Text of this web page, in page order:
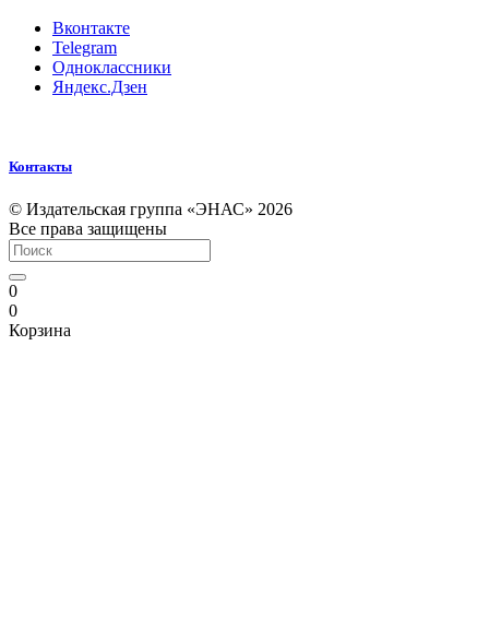
Вконтакте
Telegram
Одноклассники
Яндекс.Дзен
Контакты
© Издательская группа «ЭНАС» 2026
Все права защищены
0
0
Корзина